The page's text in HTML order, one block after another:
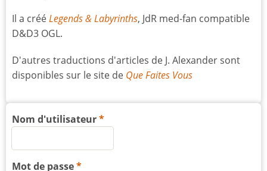
Il a crééLegends & Labyrinths, JdR med-fan compatible
D&D3 OGL.
D'autres traductions d'articles de J. Alexander sont
disponibles sur le site de Que Faites Vous
Nom d'utilisateur
Mot de passe